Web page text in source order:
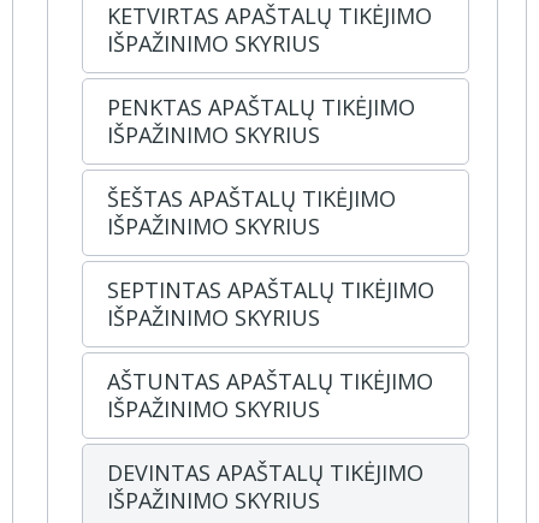
KETVIRTAS APAŠTALŲ TIKĖJIMO
IŠPAŽINIMO SKYRIUS
PENKTAS APAŠTALŲ TIKĖJIMO
IŠPAŽINIMO SKYRIUS
ŠEŠTAS APAŠTALŲ TIKĖJIMO
IŠPAŽINIMO SKYRIUS
SEPTINTAS APAŠTALŲ TIKĖJIMO
IŠPAŽINIMO SKYRIUS
AŠTUNTAS APAŠTALŲ TIKĖJIMO
IŠPAŽINIMO SKYRIUS
DEVINTAS APAŠTALŲ TIKĖJIMO
IŠPAŽINIMO SKYRIUS